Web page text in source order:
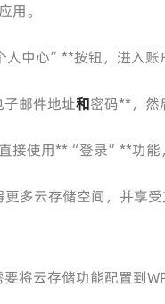
应用。
中心”**按钮，进入账
子邮件地址和密码**，然
接使用**“登录”**功能
多云存储空间，并享受
将云存储功能配置到